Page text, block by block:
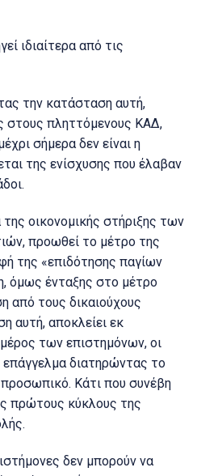
ιδιαίτερα από τις
την κατάσταση αυτή,
στους πληττόμενους ΚΑΔ,
σήμερα δεν είναι η
της ενίσχυσης που έλαβαν
οικονομικής στήριξης των
προωθεί το μέτρο της
της «επιδότησης παγίων
όμως ένταξης στο μέτρο
από τους δικαιούχους
αυτή, αποκλείει εκ
των επιστημόνων, οι
επάγγελμα διατηρώντας το
Κάτι που συνέβη
πρώτους κύκλους της
δεν μπορούν να